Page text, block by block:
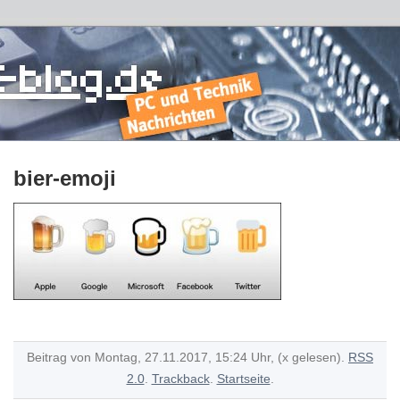
bier-emoji
Beitrag von Montag, 27.11.2017, 15:24 Uhr, (x gelesen). RSS
2.0. Trackback. Startseite.